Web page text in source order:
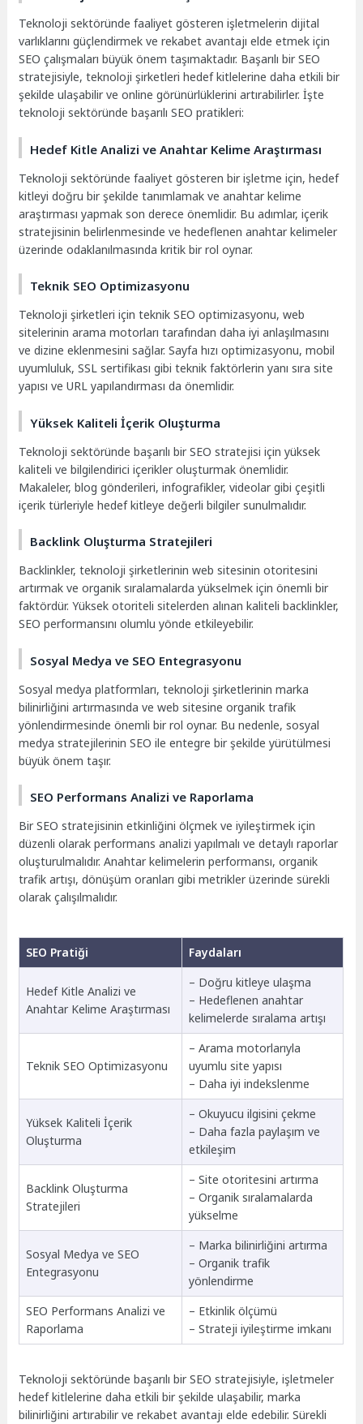
Teknoloji sektöründe faaliyet gösteren işletmelerin dijital
varlıklarını güçlendirmek ve rekabet avantajı elde etmek için
SEO çalışmaları büyük önem taşımaktadır. Başarılı bir SEO
stratejisiyle, teknoloji şirketleri hedef kitlelerine daha etkili bir
şekilde ulaşabilir ve online görünürlüklerini artırabilirler. İşte
teknoloji sektöründe başarılı SEO pratikleri:
Hedef Kitle Analizi ve Anahtar Kelime Araştırması
Teknoloji sektöründe faaliyet gösteren bir işletme için, hedef
kitleyi doğru bir şekilde tanımlamak ve anahtar kelime
araştırması yapmak son derece önemlidir. Bu adımlar, içerik
stratejisinin belirlenmesinde ve hedeflenen anahtar kelimeler
üzerinde odaklanılmasında kritik bir rol oynar.
Teknik SEO Optimizasyonu
Teknoloji şirketleri için teknik SEO optimizasyonu, web
sitelerinin arama motorları tarafından daha iyi anlaşılmasını
ve dizine eklenmesini sağlar. Sayfa hızı optimizasyonu, mobil
uyumluluk, SSL sertifikası gibi teknik faktörlerin yanı sıra site
yapısı ve URL yapılandırması da önemlidir.
Yüksek Kaliteli İçerik Oluşturma
Teknoloji sektöründe başarılı bir SEO stratejisi için yüksek
kaliteli ve bilgilendirici içerikler oluşturmak önemlidir.
Makaleler, blog gönderileri, infografikler, videolar gibi çeşitli
içerik türleriyle hedef kitleye değerli bilgiler sunulmalıdır.
Backlink Oluşturma Stratejileri
Backlinkler, teknoloji şirketlerinin web sitesinin otoritesini
artırmak ve organik sıralamalarda yükselmek için önemli bir
faktördür. Yüksek otoriteli sitelerden alınan kaliteli backlinkler,
SEO performansını olumlu yönde etkileyebilir.
Sosyal Medya ve SEO Entegrasyonu
Sosyal medya platformları, teknoloji şirketlerinin marka
bilinirliğini artırmasında ve web sitesine organik trafik
yönlendirmesinde önemli bir rol oynar. Bu nedenle, sosyal
medya stratejilerinin SEO ile entegre bir şekilde yürütülmesi
büyük önem taşır.
SEO Performans Analizi ve Raporlama
Bir SEO stratejisinin etkinliğini ölçmek ve iyileştirmek için
düzenli olarak performans analizi yapılmalı ve detaylı raporlar
oluşturulmalıdır. Anahtar kelimelerin performansı, organik
trafik artışı, dönüşüm oranları gibi metrikler üzerinde sürekli
olarak çalışılmalıdır.
SEO Pratiği Faydaları
Hedef Kitle Analizi ve
Anahtar Kelime Araştırması
– Doğru kitleye ulaşma
– Hedeflenen anahtar
kelimelerde sıralama artışı
Teknik SEO Optimizasyonu
– Arama motorlarıyla
uyumlu site yapısı
– Daha iyi indekslenme
Yüksek Kaliteli İçerik
Oluşturma
– Okuyucu ilgisini çekme
– Daha fazla paylaşım ve
etkileşim
Backlink Oluşturma
Stratejileri
– Site otoritesini artırma
– Organik sıralamalarda
yükselme
Sosyal Medya ve SEO
Entegrasyonu
– Marka bilinirliğini artırma
– Organik trafik
yönlendirme
SEO Performans Analizi ve
Raporlama
– Etkinlik ölçümü
– Strateji iyileştirme imkanı
Teknoloji sektöründe başarılı bir SEO stratejisiyle, işletmeler
hedef kitlelerine daha etkili bir şekilde ulaşabilir, marka
bilinirliğini artırabilir ve rekabet avantajı elde edebilir. Sürekli